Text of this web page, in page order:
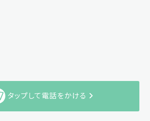
タップして電話をかける